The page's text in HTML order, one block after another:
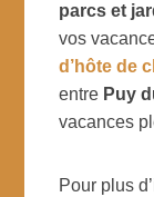
parcs et
vos
d’hôte de
entre Puy
vacances
Pour plus